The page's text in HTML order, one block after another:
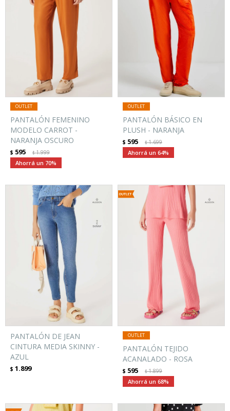
PANTALÓN FEMENINO
MODELO CARROT -
NARANJA OSCURO
$ 595 $1.999
70
PANTALÓN BÁSICO EN
PLUSH - NARANJA
$ 595 $1.699
64
PANTALÓN DE JEAN
CINTURA MEDIA SKINNY -
AZUL
$ 1.899
PANTALÓN TEJIDO
ACANALADO - ROSA
$ 595 $1.899
68